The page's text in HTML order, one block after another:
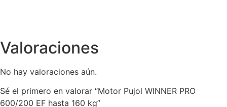
Valoraciones
No hay valoraciones aún.
Sé el primero en valorar “Motor Pujol WINNER PRO
600/200 EF hasta 160 kg”